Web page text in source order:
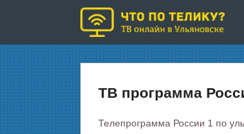
ТВ программа
Телепрограмма России 1 по